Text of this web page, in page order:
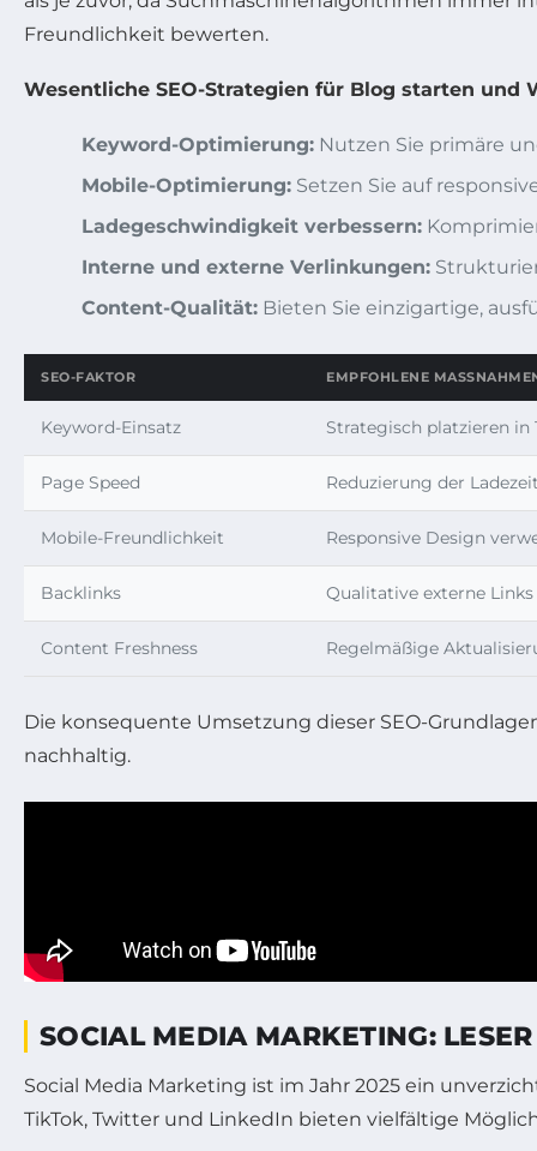
Freundlichkeit bewerten.
Wesentliche SEO-Strategien für Blog starten und
Keyword-Optimierung: Nutzen Sie primäre
Mobile-Optimierung: Setzen Sie auf
Ladegeschwindigkeit verbessern:
Interne und externe Verlinkungen:
Content-Qualität: Bieten Sie einzigartige,
SEO-FAKTOR EMPFOHLENE MASSNAHMEN
Keyword-Einsatz Strategisch platzieren in
Page Speed Reduzierung der
Mobile-Freundlichkeit Responsive Design
Backlinks Qualitative externe
Content Freshness Regelmäßige
Die konsequente Umsetzung dieser SEO-
nachhaltig.
SOCIAL MEDIA MARKETING:
Social Media Marketing ist im Jahr 2025 ein
TikTok, Twitter und LinkedIn bieten vielfältige